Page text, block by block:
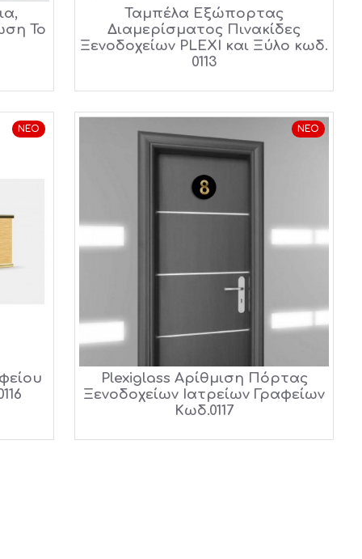
Το
Ταμπέλα Εξώπορτας
Διαμερίσματος Πινακίδες
Ξενοδοχείων PLEXI και Ξύλο κωδ.
0113
ΝΈΟ ΝΈΟ
Plexiglass Αρίθμιση Πόρτας
Ξενοδοχείων Ιατρείων Γραφείων
Κωδ.0117